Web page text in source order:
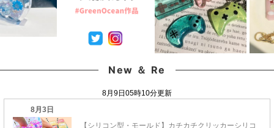
New ＆ Re